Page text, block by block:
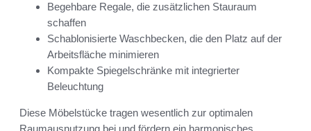
Begehbare Regale, die zusätzlichen Stauraum
schaffen
Schablonisierte Waschbecken, die den Platz auf der
Arbeitsfläche minimieren
Kompakte Spiegelschränke mit integrierter
Beleuchtung
Diese Möbelstücke tragen wesentlich zur optimalen